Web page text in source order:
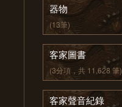
器物
(13筆)
客家圖書
(3分項，共 11,628 筆)
客家聲音紀錄